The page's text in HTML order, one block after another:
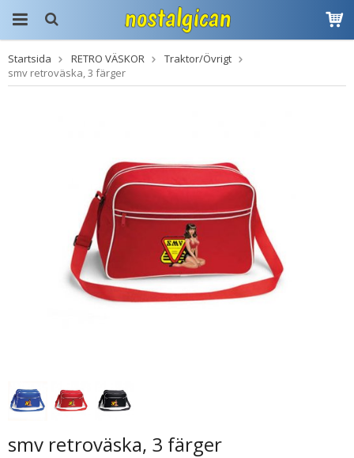
Produkten har blivit
Startsida RETRO VÄSKOR
Traktor/Övrigt
smv retroväska, 3 färger
smv retroväska, 3 färger